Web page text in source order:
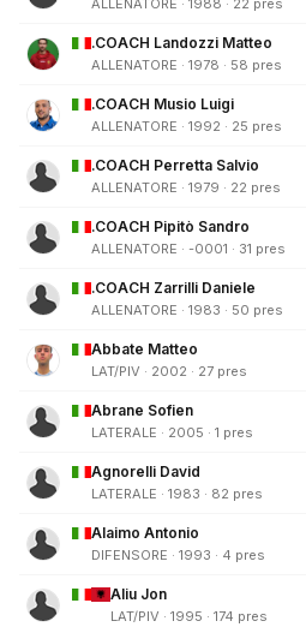
ALLENATORE · 1988 · 22 pres
.COACH Landozzi Matteo
ALLENATORE · 1978 · 58 pres
.COACH Musio Luigi
ALLENATORE · 1992 · 25 pres
.COACH Perretta Salvio
ALLENATORE · 1979 · 22 pres
.COACH Pipitò Sandro
ALLENATORE · -0001 · 31 pres
.COACH Zarrilli Daniele
ALLENATORE · 1983 · 50 pres
Abbate Matteo
LAT/PIV · 2002 · 27 pres
Abrane Sofien
LATERALE · 2005 · 1 pres
Agnorelli David
LATERALE · 1983 · 82 pres
Alaimo Antonio
DIFENSORE · 1993 · 4 pres
Aliu Jon
LAT/PIV · 1995 · 174 pres